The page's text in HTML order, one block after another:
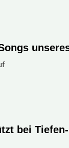
bei Tiefen-